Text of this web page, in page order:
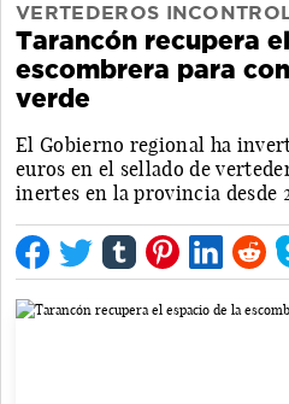
VERTEDEROS
Tarancón recupera
escombrera para
verde
El Gobierno regional ha
euros en el sellado de
inertes en la provincia desde